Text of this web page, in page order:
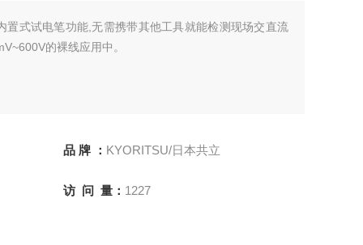
置式试电笔功能,无需携带其他工具就能检测现场交直流
的裸线应用中。
品 牌 ： KYORITSU/日本共立
访 问 量： 1227